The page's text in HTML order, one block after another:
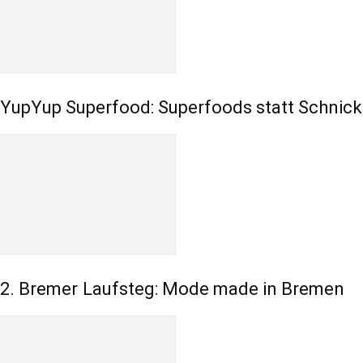
YupYup Superfood: Superfoods statt
2. Bremer Laufsteg: Mode made in Bremen